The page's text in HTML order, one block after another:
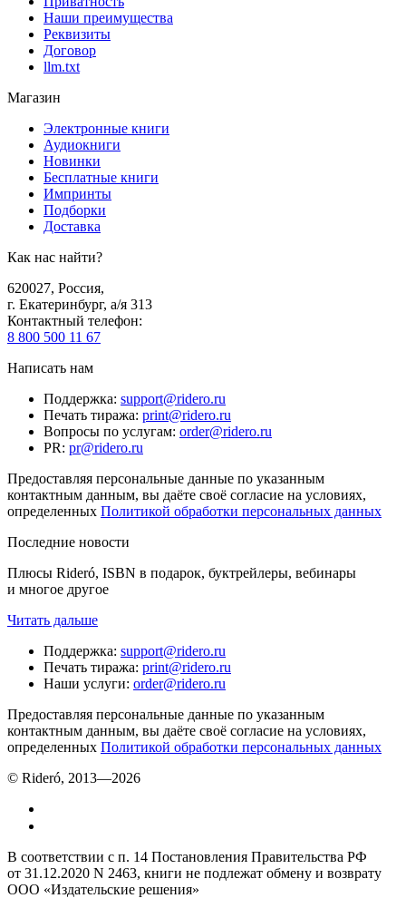
Наши преимущества
Реквизиты
Договор
llm.txt
Магазин
Электронные книги
Аудиокниги
Новинки
Бесплатные книги
Импринты
Подборки
Доставка
Как нас найти?
620027, Россия,
г. Екатеринбург, а/я 313
Контактный телефон:
8 800 500 11 67
Написать нам
Поддержка: support@ridero.ru
Печать тиража: print@ridero.ru
Вопросы по услугам: order@ridero.ru
PR: pr@ridero.ru
Предоставляя персональные данные по указанным
контактным данным, вы даёте своё согласие на условиях,
определенных Политикой обработки персональных данных
Последние новости
Плюсы Rideró, ISBN в подарок, буктрейлеры, вебинары
и многое другое
Читать дальше
Поддержка: support@ridero.ru
Печать тиража: print@ridero.ru
Наши услуги: order@ridero.ru
Предоставляя персональные данные по указанным
контактным данным, вы даёте своё согласие на условиях,
определенных Политикой обработки персональных данных
© Rideró, 2013—2026
В соответствии с п. 14 Постановления Правительства РФ
от 31.12.2020 N 2463, книги не подлежат обмену и возврату
ООО «Издательские решения»